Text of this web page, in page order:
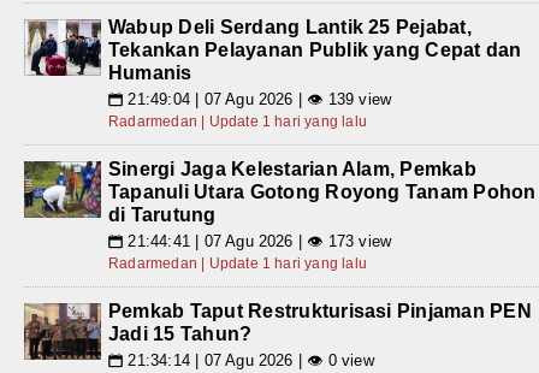
Wabup Deli Serdang Lantik 25 Pejabat,
Tekankan Pelayanan Publik yang Cepat dan
Humanis
📅 21:49:04 | 07 Agu 2026 | 👁 139 view
Radarmedan | Update 1 hari yang lalu
Sinergi Jaga Kelestarian Alam, Pemkab
Tapanuli Utara Gotong Royong Tanam Pohon
di Tarutung
📅 21:44:41 | 07 Agu 2026 | 👁 173 view
Radarmedan | Update 1 hari yang lalu
Pemkab Taput Restrukturisasi Pinjaman PEN
Jadi 15 Tahun?
📅 21:34:14 | 07 Agu 2026 | 👁 0 view